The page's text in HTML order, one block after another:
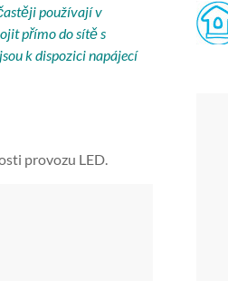
používají v
přímo do sítě s
k dispozici napájecí
provozu LED.